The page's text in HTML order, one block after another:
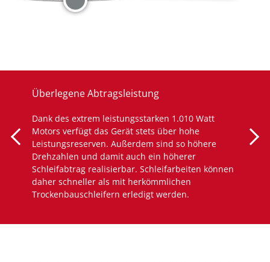
Überlegene Abtragsleistung
Dank des extrem leistungsstarken 1.010 Watt
Motors verfügt das Gerät stets über hohe
Leistungsreserven. Außerdem sind so höhere
Drehzahlen und damit auch ein höherer
Schleifabtrag realisierbar. Schleifarbeiten können
daher schneller als mit herkömmlichen
Trockenbauschleifern erledigt werden.